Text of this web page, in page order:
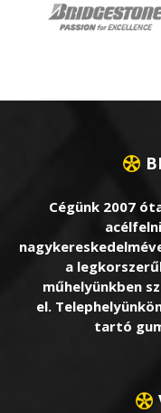
Cégünk 2007
a
műhelyünkben
el.
tartó